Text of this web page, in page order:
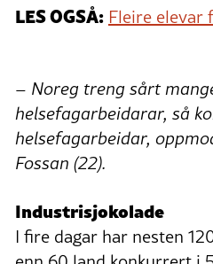
LES OGSÅ: Fleire elevar
– Noreg treng sårt
helsefagarbeidarar, så
helsefagarbeidar,
Fossan (22).
Industrisjokolade
I fire dagar har nesten